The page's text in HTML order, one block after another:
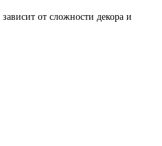
зависит от сложности декора и